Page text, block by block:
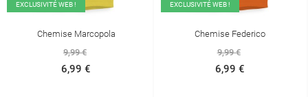
EXCLUSIVITÉ WEB !
Chemise Marcopola
9,99 €
6,99 €
EXCLUSIVITÉ WEB !
Chemise Federico
9,99 €
6,99 €